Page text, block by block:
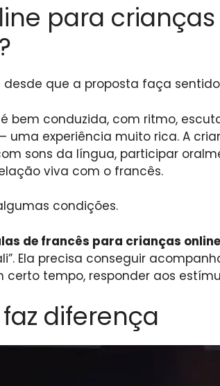
para
desde que a proposta faça
bem conduzida, com ritmo,
uma experiência muito rica. A
sons da língua, participar
viva com o francês.
condições.
de francês para crianças online
Ela precisa conseguir
certo tempo, responder aos
diferença